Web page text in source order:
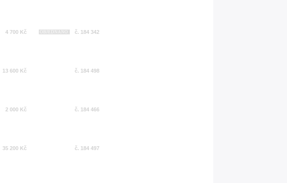
4 700 Kč OBJEDNÁNO č. 184 342
13 600 Kč č. 184 498
2 000 Kč č. 184 466
35 200 Kč č. 184 497